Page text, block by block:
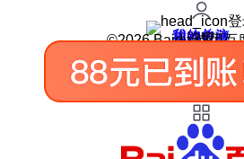
我的关注
我的收藏
皮肤中心
用户反馈
设置
©2026 Baidu 使用百